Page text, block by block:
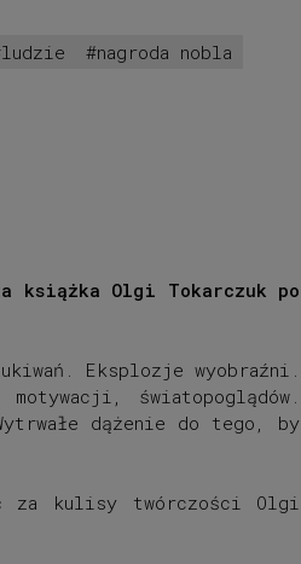
ludzie
nagroda nobla
książka Olgi Tokarczuk po
Eksplozje wyobraźni.
światopoglądów.
dążenie do tego, by
za kulisy twórczości Olgi